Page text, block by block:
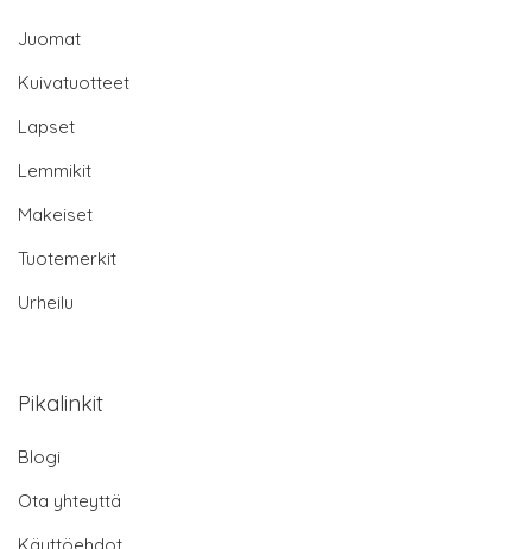
Juomat
Kuivatuotteet
Lapset
Lemmikit
Makeiset
Tuotemerkit
Urheilu
Pikalinkit
Blogi
Ota yhteyttä